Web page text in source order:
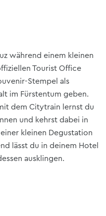
während einem kleinen
Tourist Office
Stempel als
im Fürstentum geben.
dem Citytrain lernst du
und kehrst dabei in
kleinen Degustation
lässt du in deinem Hotel
ausklingen.